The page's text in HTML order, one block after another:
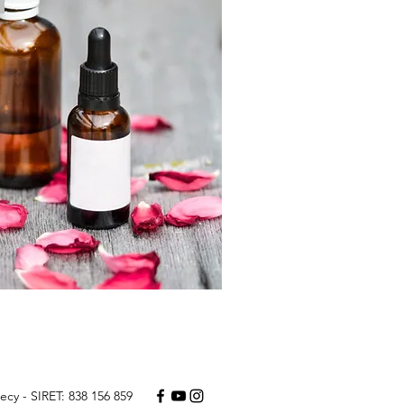
- SIRET: 838 156 859